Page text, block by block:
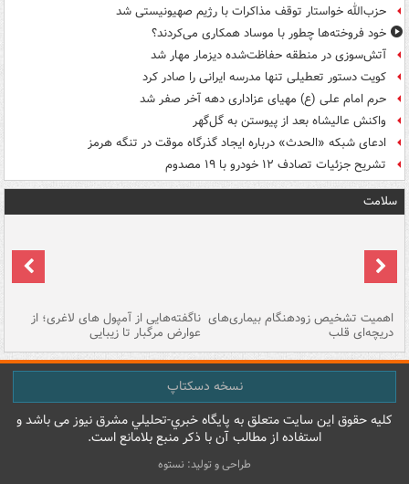
حزب‌الله خواستار توقف مذاکرات با رژیم صهیونیستی شد
خود فروخته‌ها چطور با موساد همکاری می‌کردند؟
آتش‌سوزی در منطقه حفاظت‌شده دیزمار مهار شد
کویت دستور تعطیلی تنها مدرسه ایرانی را صادر کرد
حرم امام علی (ع) مهیای عزاداری دهه آخر صفر شد
واکنش عالیشاه بعد از پیوستن به گل‌گهر
ادعای شبکه «الحدث» درباره ایجاد گذرگاه موقت در تنگه هرمز
تشریح جزئیات تصادف ۱۲ خودرو با ۱۹ مصدوم
سلامت
اهمیت تشخیص زودهنگام بیماری‌های
دریچه‌ای قلب
ناگفته‌هایی از آمپول های لاغری؛ از
عوارض مرگبار تا زیبایی
نسخه دسکتاپ
کليه حقوق اين سايت متعلق به پایگاه خبري-تحليلي مشرق نيوز می باشد و
استفاده از مطالب آن با ذکر منبع بلامانع است.
طراحی و تولید: نستوه